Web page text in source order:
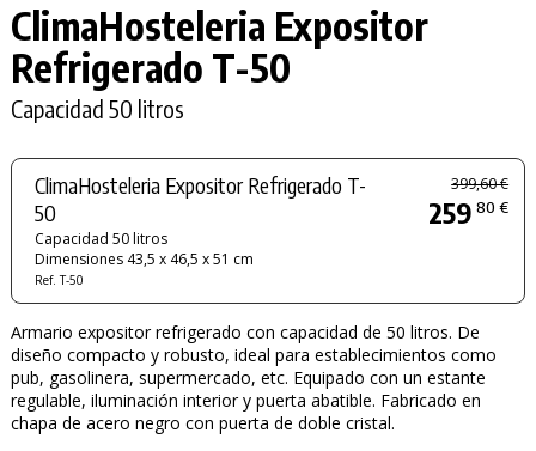
ClimaHosteleria Expositor
Refrigerado T-50
Capacidad 50 litros
ClimaHosteleria Expositor Refrigerado T-
50
Capacidad 50 litros
Dimensiones 43,5 x 46,5 x 51 cm
Ref. T-50
399,60 €
259 80 €
Armario expositor refrigerado con capacidad de 50 litros. De
diseño compacto y robusto, ideal para establecimientos como
pub, gasolinera, supermercado, etc. Equipado con un estante
regulable, iluminación interior y puerta abatible. Fabricado en
chapa de acero negro con puerta de doble cristal.